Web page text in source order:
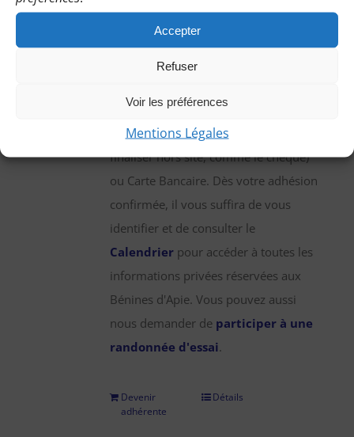
Accepter
Refuser
Voir les préférences
Mentions Légales
Pour adhérer et faire vivre notre
association, nous vous demandons
que vous pouvez régler par chèque,
virement bancaire (démarche à
finaliser hors site, comme le chèque)
ou Carte Bancaire. Dès votre adhésion
confirmée, il vous suffira de vous
identifier et de consulter le
Calendrier pour accéder à toutes les
informations privées réservées aux
Bénines d'Apie. Vous pouvez aussi
nous demander de participer à une
randonnée d'essai.
Devenir
adhérente
Détails